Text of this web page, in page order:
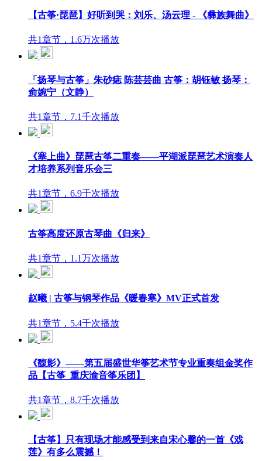
【古筝·琵琶】好听到哭：刘乐、汤云理 - 《彝族舞曲》
共1章节，1.6万次播放
「扬琴与古筝」朱砂痣 陈芸芸曲 古筝：胡钰敏 扬琴：
侴婉宁（文静）
共1章节，7.1千次播放
《塞上曲》琵琶古筝二重奏——平湖派琵琶艺术演奏人
才培养系列音乐会三
共1章节，6.9千次播放
古筝高度还原古琴曲《归来》
共1章节，1.1万次播放
赵曦 | 古筝与钢琴作品《暖春寒》MV正式首发
共1章节，5.4千次播放
《馥影》——第五届盛世华筝艺术节专业重奏组金奖作
品【古筝_重庆渝音筝乐团】
共1章节，8.7千次播放
【古筝】只有现场才能感受到来自宋心馨的一首《戏
莲》有多么震撼！